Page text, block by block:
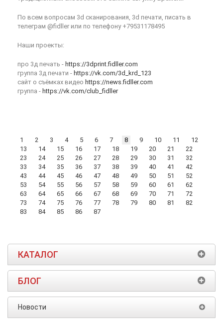
По всем вопросам 3d сканирования, 3d печати, писать в
телеграм @fidller или по телефону +79531178495
Наши проекты:
про 3д печать - https://3dprint.fidller.com
группа 3д печати - https://vk.com/3d_krd_123
сайт о съёмках видео https://news.fidller.com
группа - https://vk.com/club_fidller
1 2 3 4 5 6 7 8 9 10 11
12
13
14 15 16 17 18 19 20 21
22
23
24 25 26 27 28 29 30 31
32
33
34 35 36 37 38 39 40 41
42
43
44 45 46 47 48 49 50 51
52
53
54 55 56 57 58 59 60 61
62
63
64 65 66 67 68 69 70 71
72
73
74 75 76 77 78 79 80 81
82
83
84 85 86 87
КАТАЛОГ
БЛОГ
Новости